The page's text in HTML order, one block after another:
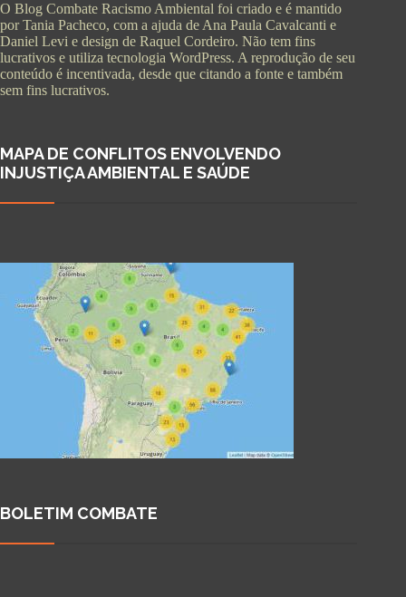
O Blog Combate Racismo Ambiental foi criado e é mantido
por Tania Pacheco, com a ajuda de Ana Paula Cavalcanti e
Daniel Levi e design de Raquel Cordeiro. Não tem fins
lucrativos e utiliza tecnologia WordPress. A reprodução de seu
conteúdo é incentivada, desde que citando a fonte e também
sem fins lucrativos.
MAPA DE CONFLITOS ENVOLVENDO
INJUSTIÇA AMBIENTAL E SAÚDE
BOLETIM COMBATE